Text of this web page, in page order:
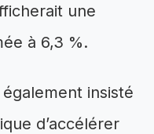
une
à 6,3 %.
insisté
d’accélérer